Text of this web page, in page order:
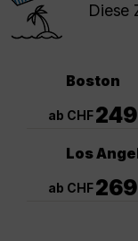
Diese
Boston
ab CHF249
Los
ab CHF269